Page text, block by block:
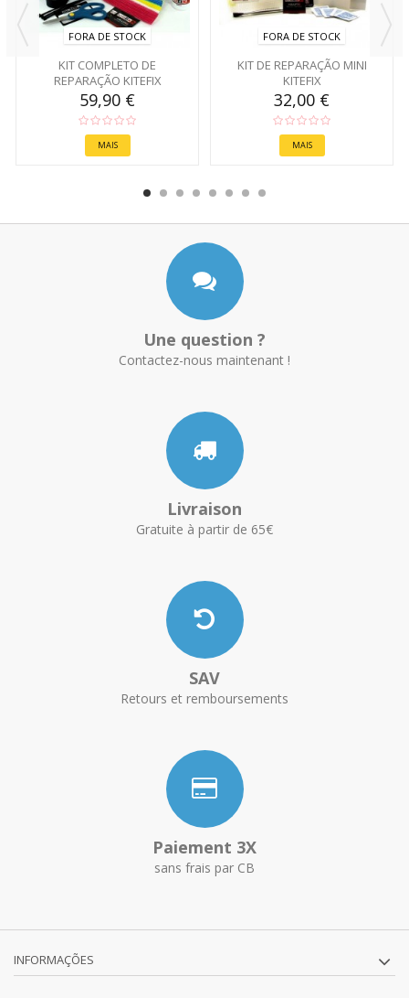
FORA DE STOCK
KIT COMPLETO DE
REPARAÇÃO KITEFIX
59,90 €
MAIS
FORA DE STOCK
KIT DE REPARAÇÃO MINI
KITEFIX
32,00 €
MAIS
Une question ?
Contactez-nous maintenant !
Livraison
Gratuite à partir de 65€
SAV
Retours et remboursements
Paiement 3X
sans frais par CB
INFORMAÇÕES